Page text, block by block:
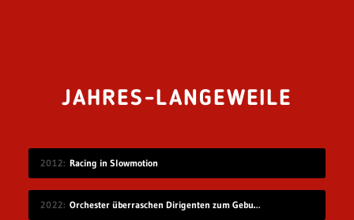
JAHRES-LANGEWEILE
2012 Racing in Slowmotion
2022 Orchester überraschen Dirigenten zum Geburtstag